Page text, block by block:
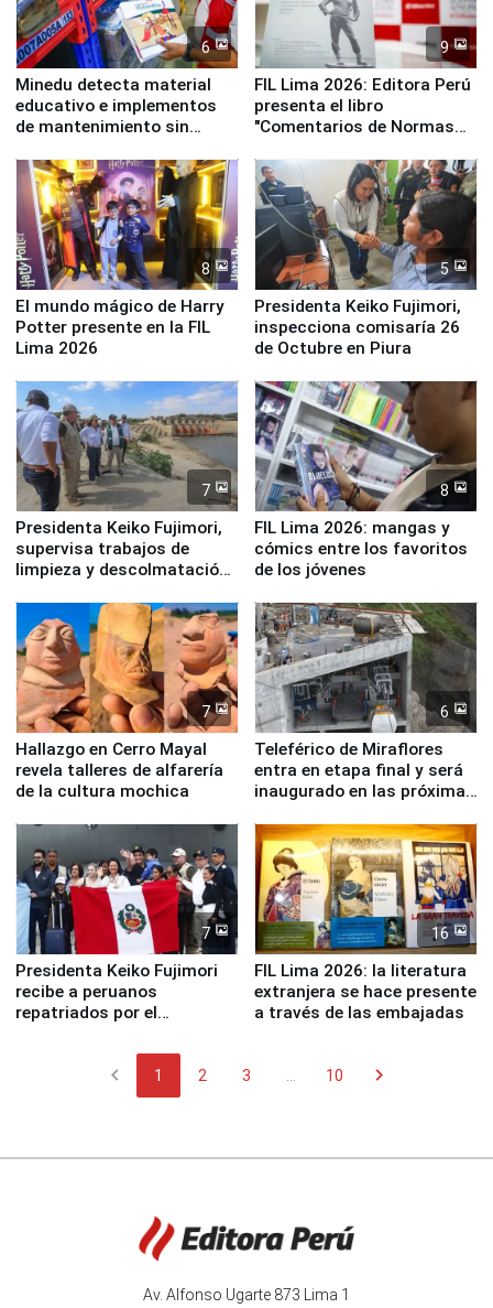
6
Minedu detecta material
educativo e implementos
de mantenimiento sin
la UGEL 2
9
FIL Lima 2026: Editora Perú
presenta el libro
"Comentarios de Normas
Derecho Colectivo"
8
El mundo mágico de Harry
Potter presente en la FIL
Lima 2026
5
Presidenta Keiko Fujimori,
inspecciona comisaría 26
de Octubre en Piura
7
Presidenta Keiko Fujimori,
supervisa trabajos de
limpieza y descolmatación
8
FIL Lima 2026: mangas y
cómics entre los favoritos
de los jóvenes
7
Hallazgo en Cerro Mayal
revela talleres de alfarería
de la cultura mochica
6
Teleférico de Miraflores
entra en etapa final y será
inaugurado en las próximas
7
Presidenta Keiko Fujimori
recibe a peruanos
repatriados por el
16
FIL Lima 2026: la literatura
extranjera se hace presente
a través de las embajadas
chevron_left 1 2 3 10 chevron_right
Av. Alfonso Ugarte 873 Lima 1